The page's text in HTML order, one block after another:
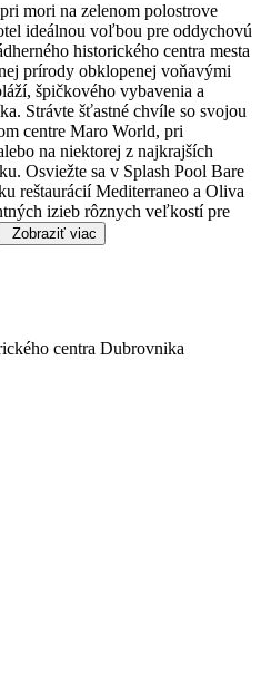
mori na zelenom polostrove
ideálnou voľbou pre oddychovú
historického centra mesta
prírody obklopenej voňavými
špičkového vybavenia a
Strávte šťastné chvíle so svojou
centre Maro World, pri
na niektorej z najkrajších
Osviežte sa v Splash Pool Bare
reštaurácií Mediterraneo a Oliva
izieb rôznych veľkostí pre
Zobraziť viac
centra Dubrovnika